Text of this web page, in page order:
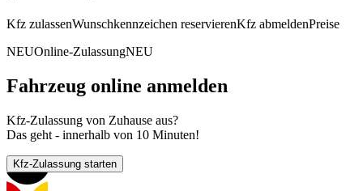
Kfz zulassenWunschkennzeichen reservierenKfz abmeldenPreise
NEUOnline-ZulassungNEU
Fahrzeug online anmelden
Kfz-Zulassung von Zuhause aus?
Das geht - innerhalb von 10 Minuten!
Kfz-Zulassung starten